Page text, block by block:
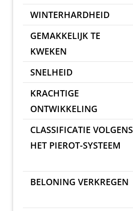
WINTERHARDHEID
GEMAKKELIJK TE
KWEKEN
SNELHEID
KRACHTIGE
ONTWIKKELING
CLASSIFICATIE VOLGENS
HET PIEROT-SYSTEEM
BELONING VERKREGEN